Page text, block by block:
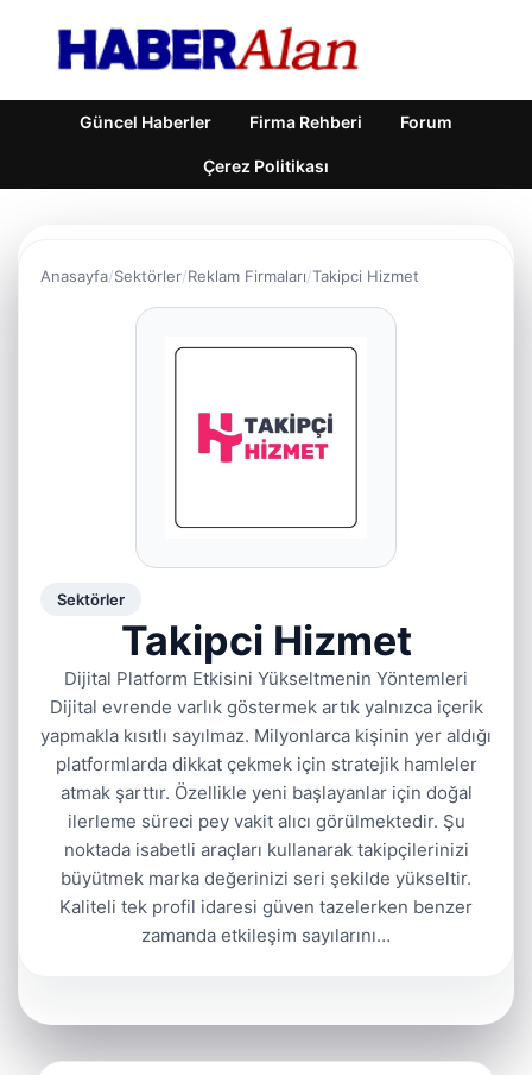
Güncel Haberler Firma Rehberi Forum
Çerez Politikası
Anasayfa Sektörler Reklam Firmaları Takipci Hizmet
Sektörler
Takipci Hizmet
Dijital Platform Etkisini Yükseltmenin Yöntemleri
Dijital evrende varlık göstermek artık yalnızca içerik
yapmakla kısıtlı sayılmaz. Milyonlarca kişinin yer aldığı
platformlarda dikkat çekmek için stratejik hamleler
atmak şarttır. Özellikle yeni başlayanlar için doğal
ilerleme süreci pey vakit alıcı görülmektedir. Şu
noktada isabetli araçları kullanarak takipçilerinizi
büyütmek marka değerinizi seri şekilde yükseltir.
Kaliteli tek profil idaresi güven tazelerken benzer
zamanda etkileşim sayılarını…